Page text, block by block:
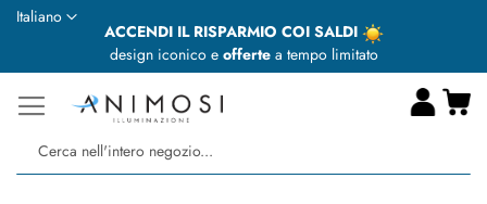
ACCENDI IL RISPARMIO COI SALDI
design iconico e offertea tempo limitato
Lingua
Italiano